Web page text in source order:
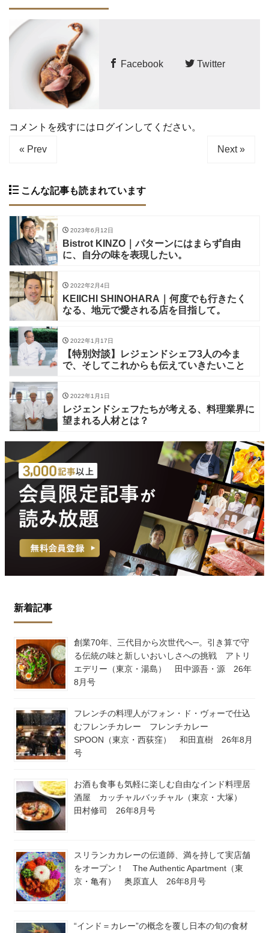
Facebook Twitter
コメントを残すにはログインしてください。
« Prev Next »
こんな記事も読まれています
2023年6月12日
Bistrot KINZO｜パターンにはまらず自由
に、自分の味を表現したい。
2022年2月4日
KEIICHI SHINOHARA｜何度でも行きたく
なる、地元で愛される店を目指して。
2022年1月17日
【特別対談】レジェンドシェフ3人の今ま
で、そしてこれからも伝えていきたいこと
2022年1月1日
レジェンドシェフたちが考える、料理業界に
望まれる人材とは？
新着記事
創業70年、三代目から次世代へ─。引き算で守
る伝統の味と新しいおいしさへの挑戦 アトリ
エデリー（東京・湯島） 田中源吾・源 26年
8月号
フレンチの料理人がフォン・ド・ヴォーで仕込
むフレンチカレー フレンチカレー
SPOON（東京・西荻窪） 和田直樹 26年8月
号
お酒も食事も気軽に楽しむ自由なインド料理居
酒屋 カッチャルバッチャル（東京・大塚）
田村修司 26年8月号
スリランカカレーの伝道師、満を持して実店舗
をオープン！ The Authentic Apartment（東
京・亀有） 奥原直人 26年8月号
“インド＝カレー”の概念を覆し日本の旬の食材